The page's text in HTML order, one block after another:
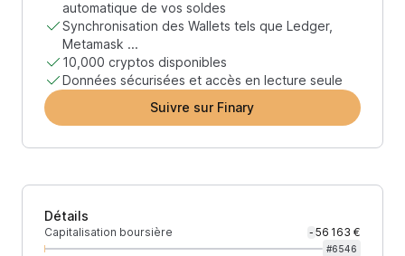
automatique de vos soldes
Synchronisation des Wallets tels que Ledger,
Metamask ...
10,000 cryptos disponibles
Données sécurisées et accès en lecture seule
Suivre sur Finary
Détails
Capitalisation boursière - 56 163 €
#6546